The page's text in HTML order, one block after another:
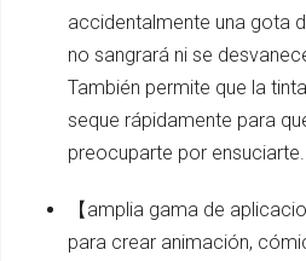
accidentalmente una gota
no sangrará ni se
También permite que la
seque rápidamente para
preocuparte por ensuciarte.
【amplia gama de
para crear animación,